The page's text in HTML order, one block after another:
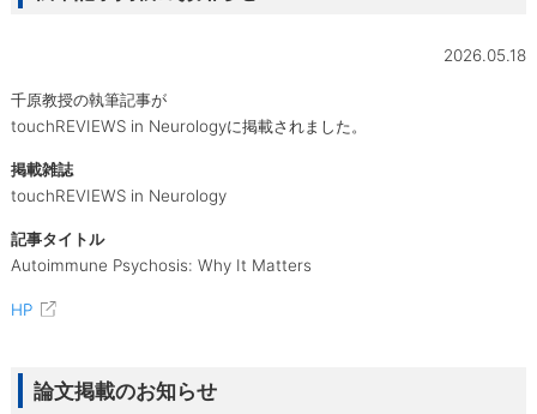
2026.05.18
千原教授の執筆記事が
touchREVIEWS in Neurologyに掲載されました。
掲載雑誌
touchREVIEWS in Neurology
記事タイトル
Autoimmune Psychosis: Why It Matters
HP
論文掲載のお知らせ